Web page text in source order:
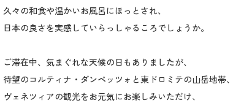
久々の和食や温かいお風呂にほっとされ、
日本の良さを実感していらっしゃるころでしょうか。
ご滞在中、気まぐれな天候の日もありましたが、
待望のコルティナ・ダンペッツォと東ドロミテの山岳地帯、
ヴェネツィアの観光をお元気にお楽しみいただけ、